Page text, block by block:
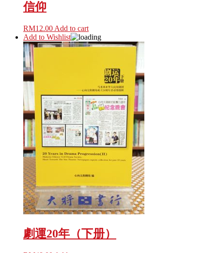
信仰
RM12.00 Add to cart
Add to Wishlist
劇運20年（下册）